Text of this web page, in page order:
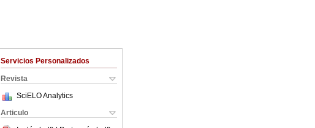
Servicios Personalizados
Revista
SciELO Analytics
Articulo